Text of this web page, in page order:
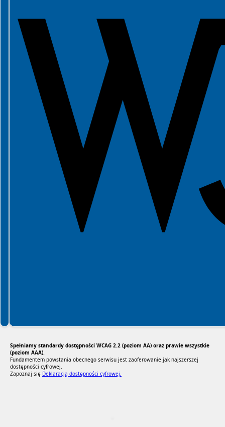
Spełniamy standardy dostępności WCAG 2.2 (poziom AA) oraz prawie wszystkie
(poziom AAA).
Fundamentem powstania obecnego serwisu jest zaoferowanie jak najszerszej
dostępności cyfrowej.
Zapoznaj się Deklaracją dostępności cyfrowej.